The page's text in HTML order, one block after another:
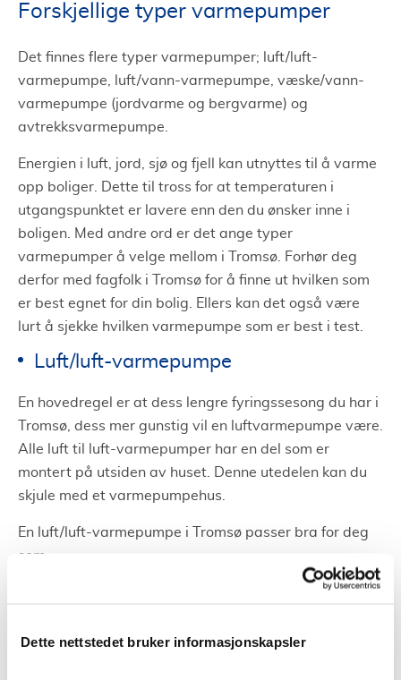
Dette nettstedet bruker informasjonskapsler
Forskjellige typer varmepumper
Det finnes flere typer varmepumper; luft/luft-
varmepumpe, luft/vann-varmepumpe, væske/vann-
varmepumpe (jordvarme og bergvarme) og
avtrekksvarmepumpe.
Energien i luft, jord, sjø og fjell kan utnyttes til å varme
opp boliger. Dette til tross for at temperaturen i
utgangspunktet er lavere enn den du ønsker inne i
boligen. Med andre ord er det ange typer
varmepumper å velge mellom i Tromsø. Forhør deg
derfor med fagfolk i Tromsø for å finne ut hvilken som
er best egnet for din bolig. Ellers kan det også være
lurt å sjekke hvilken varmepumpe som er best i test.
Luft/luft-varmepumpe
En hovedregel er at dess lengre fyringssesong du har i
Tromsø, dess mer gunstig vil en luftvarmepumpe være.
Alle luft til luft-varmepumper har en del som er
montert på utsiden av huset. Denne utedelen kan du
skjule med et varmepumpehus.
En luft/luft-varmepumpe i Tromsø passer bra for deg
som:
vintre